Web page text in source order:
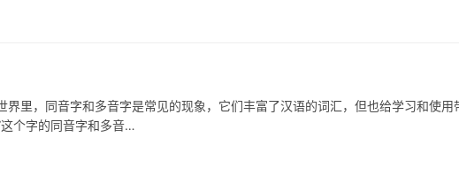
同音字和多音字是常见的现象，它们丰富了汉语的词汇，但也给学习和使用
个字的同音字和多音…